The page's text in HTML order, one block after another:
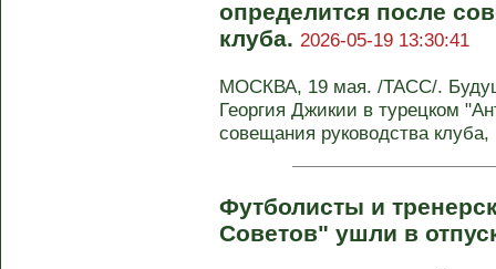
определится после
клуба. 2026-05-19 13:30:41
МОСКВА, 19 мая. /ТАСС/.
Георгия Джикии в турецком
совещания руководства клуба,
Футболисты и
Советов" ушли в